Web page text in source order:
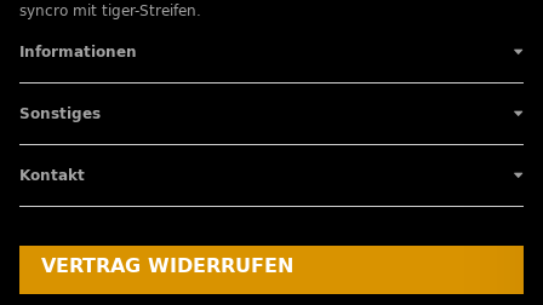
syncro mit tiger-Streifen.
Informationen
Sonstiges
Kontakt
VERTRAG WIDERRUFEN